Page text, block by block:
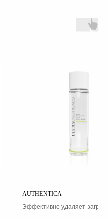
AUTHENTICA
Эффективно удаляет